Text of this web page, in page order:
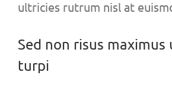
ultricies rutrum nisl at
Sed non risus
turpi